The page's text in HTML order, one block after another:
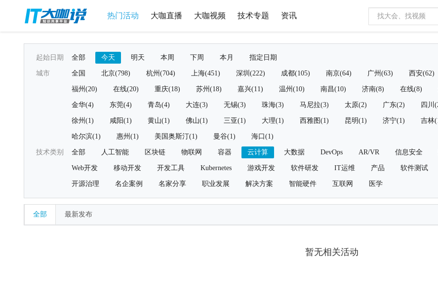
热门活动 大咖直播 大咖视频 技术专题 资讯
起始日期 全部 今天 明天 本周 下周 本月 指定日期
城市 全国 北京(798) 杭州(704) 上海(451) 深圳(222) 成都(105) 南京(64) 广州(63) 西安(62)
福州(20) 在线(20) 重庆(18) 苏州(18) 嘉兴(11) 温州(10) 南昌(10) 济南(8) 在线(8)
金华(4) 东莞(4) 青岛(4) 大连(3) 无锡(3) 珠海(3) 马尼拉(3) 太原(2) 广东(2) 四川
徐州(1) 咸阳(1) 黄山(1) 佛山(1) 三亚(1) 大理(1) 西雅图(1) 昆明(1) 济宁(1) 吉林
哈尔滨(1) 惠州(1) 美国奥斯汀(1) 曼谷(1) 海口(1)
技术类别 全部 人工智能 区块链 物联网 容器 云计算 大数据 DevOps AR/VR 信息安全
Web开发 移动开发 开发工具 Kubernetes 游戏开发 软件研发 IT运维 产品 软件测试
开源治理 名企案例 名家分享 职业发展 解决方案 智能硬件 互联网 医学
全部 最新发布
暂无相关活动